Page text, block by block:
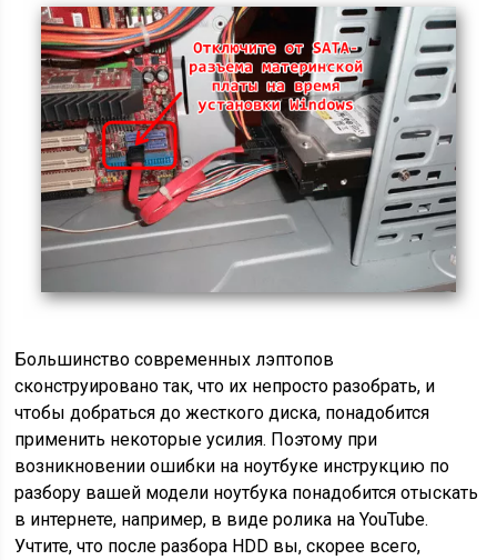
Большинство современных лэптопов
сконструировано так, что их непросто разобрать, и
чтобы добраться до жесткого диска, понадобится
применить некоторые усилия. Поэтому при
возникновении ошибки на ноутбуке инструкцию по
разбору вашей модели ноутбука понадобится отыскать
в интернете, например, в виде ролика на YouTube.
Учтите, что после разбора HDD вы, скорее всего,